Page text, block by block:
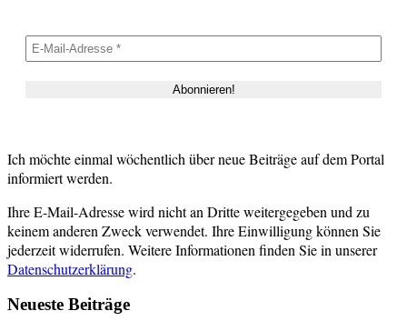
Ich möchte einmal wöchentlich über neue Beiträge auf dem Portal
informiert werden.
Ihre E-Mail-Adresse wird nicht an Dritte weitergegeben und zu
keinem anderen Zweck verwendet. Ihre Einwilligung können Sie
jederzeit widerrufen. Weitere Informationen finden Sie in unserer
Datenschutzerklärung.
Neueste Beiträge